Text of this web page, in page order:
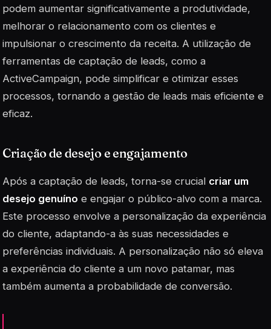
podem aumentar significativamente a produtividade,
melhorar o relacionamento com os clientes e
impulsionar o crescimento da receita. A utilização de
ferramentas de captação de leads, como a
ActiveCampaign, pode simplificar e otimizar esses
processos, tornando a gestão de leads mais eficiente e
eficaz.
Criação de desejo e engajamento
Após a captação de leads, torna-se crucial criar um
desejo genuíno e engajar o público-alvo com a marca.
Este processo envolve a personalização da experiência
do cliente, adaptando-a às suas necessidades e
preferências individuais. A personalização não só eleva
a experiência do cliente a um novo patamar, mas
também aumenta a probabilidade de conversão.